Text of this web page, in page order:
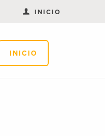
INICIO
INICIO